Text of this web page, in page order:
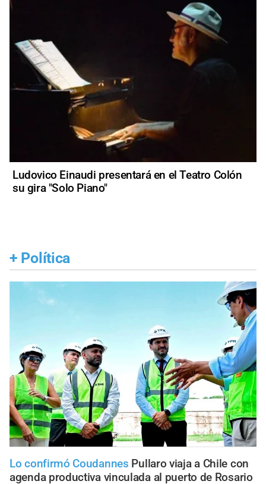
Ludovico Einaudi presentará en el Teatro Colón
su gira "Solo Piano"
+ Política
Lo confirmó Coudannes Pullaro viaja a Chile con
agenda productiva vinculada al puerto de Rosario